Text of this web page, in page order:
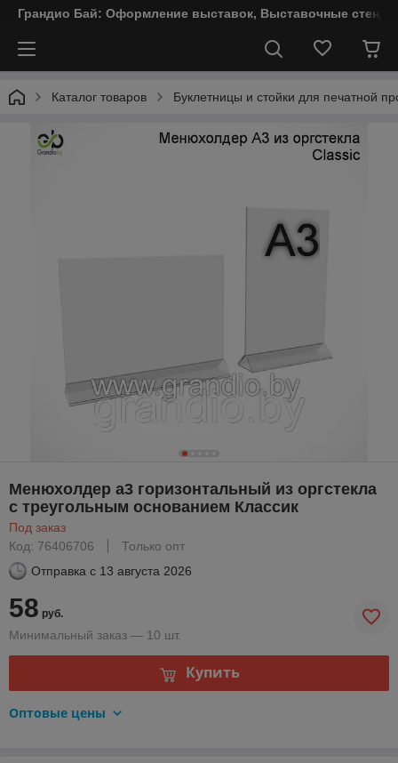
Грандио Бай: Оформление выставок, Выставочные
Каталог товаров Буклетницы и стойки для печатной
Менюхолдер а3 горизонтальный из оргстекла
с треугольным основанием Классик
Под заказ
Код: 76406706
Только опт
Отправка с 13 августа 2026
58 руб.
Минимальный заказ — 10 шт.
Купить
Оптовые цены